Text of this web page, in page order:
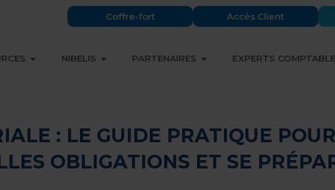
Coffre-fort Accès Client
EXPERTISES
OUVRIR RESSOURCES
NIBELIS OUVRIR NIBELIS
PARTENAIRES OUVRIR PARTENAIRES
EXPERTS
: LE GUIDE PRATIQUE POUR
OBLIGATIONS ET SE